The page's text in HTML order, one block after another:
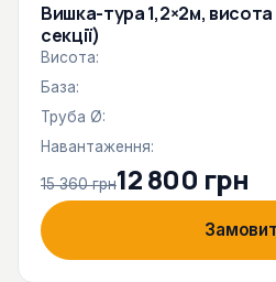
Вишка-тура 1,2×2м,
секції)
Висота:
База:
Труба Ø:
Навантаження:
15 360 грн12 800 грн